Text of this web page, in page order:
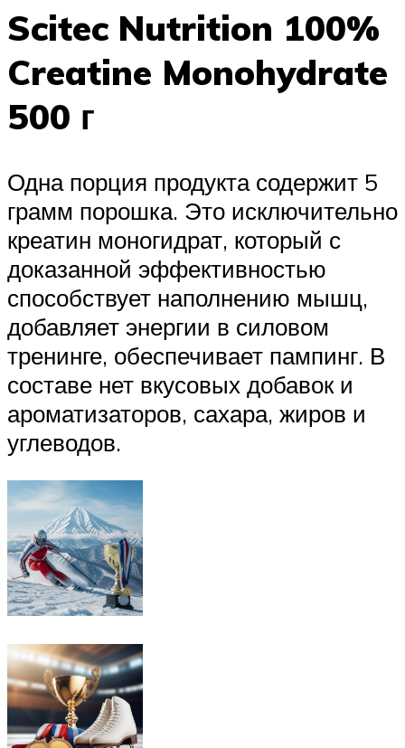
Scitec Nutrition 100%
Creatine Monohydrate
500 г
Одна порция продукта содержит 5
грамм порошка. Это исключительно
креатин моногидрат, который с
доказанной эффективностью
способствует наполнению мышц,
добавляет энергии в силовом
тренинге, обеспечивает пампинг. В
составе нет вкусовых добавок и
ароматизаторов, сахара, жиров и
углеводов.